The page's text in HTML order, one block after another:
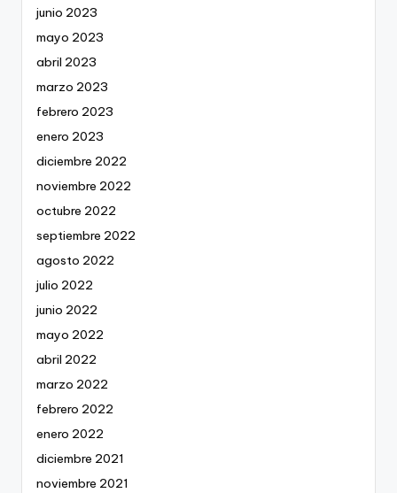
junio 2023
mayo 2023
abril 2023
marzo 2023
febrero 2023
enero 2023
diciembre 2022
noviembre 2022
octubre 2022
septiembre 2022
agosto 2022
julio 2022
junio 2022
mayo 2022
abril 2022
marzo 2022
febrero 2022
enero 2022
diciembre 2021
noviembre 2021